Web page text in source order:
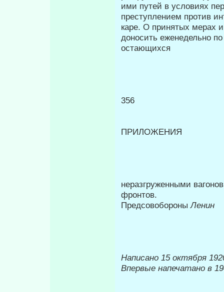
ими путей в условиях
преступлением против
каре. О принятых мерах
доносить еженедельно
остающихся
356
ПРИЛОЖЕНИЯ
неразгруженными
фрон­тов.
ПредсовобороныЛенин
Написано 15 октября
Впервые напечатано в